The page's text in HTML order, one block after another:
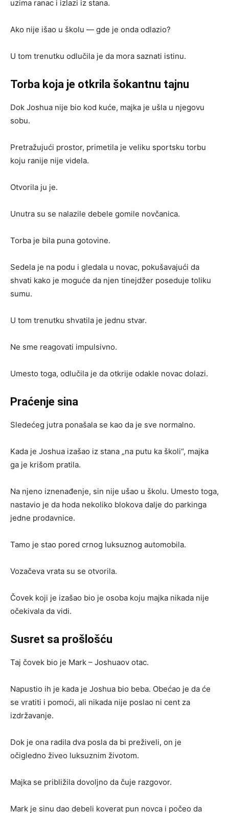
uzima ranac i izlazi iz stana.
Ako nije išao u školu — gde je onda odlazio?
U tom trenutku odlučila je da mora saznati istinu.
Torba koja je otkrila šokantnu tajnu
Dok Joshua nije bio kod kuće, majka je ušla u njegovu
sobu.
Pretražujući prostor, primetila je veliku sportsku torbu
koju ranije nije videla.
Otvorila ju je.
Unutra su se nalazile debele gomile novčanica.
Torba je bila puna gotovine.
Sedela je na podu i gledala u novac, pokušavajući da
shvati kako je moguće da njen tinejdžer poseduje toliku
sumu.
U tom trenutku shvatila je jednu stvar.
Ne sme reagovati impulsivno.
Umesto toga, odlučila je da otkrije odakle novac dolazi.
Praćenje sina
Sledećeg jutra ponašala se kao da je sve normalno.
Kada je Joshua izašao iz stana „na putu ka školi“, majka
ga je krišom pratila.
Na njeno iznenađenje, sin nije ušao u školu. Umesto toga,
nastavio je da hoda nekoliko blokova dalje do parkinga
jedne prodavnice.
Tamo je stao pored crnog luksuznog automobila.
Vozačeva vrata su se otvorila.
Čovek koji je izašao bio je osoba koju majka nikada nije
očekivala da vidi.
Susret sa prošlošću
Taj čovek bio je Mark – Joshuaov otac.
Napustio ih je kada je Joshua bio beba. Obećao je da će
se vratiti i pomoći, ali nikada nije poslao ni cent za
izdržavanje.
Dok je ona radila dva posla da bi preživeli, on je
očigledno živeo luksuznim životom.
Majka se približila dovoljno da čuje razgovor.
Mark je sinu dao debeli koverat pun novca i počeo da